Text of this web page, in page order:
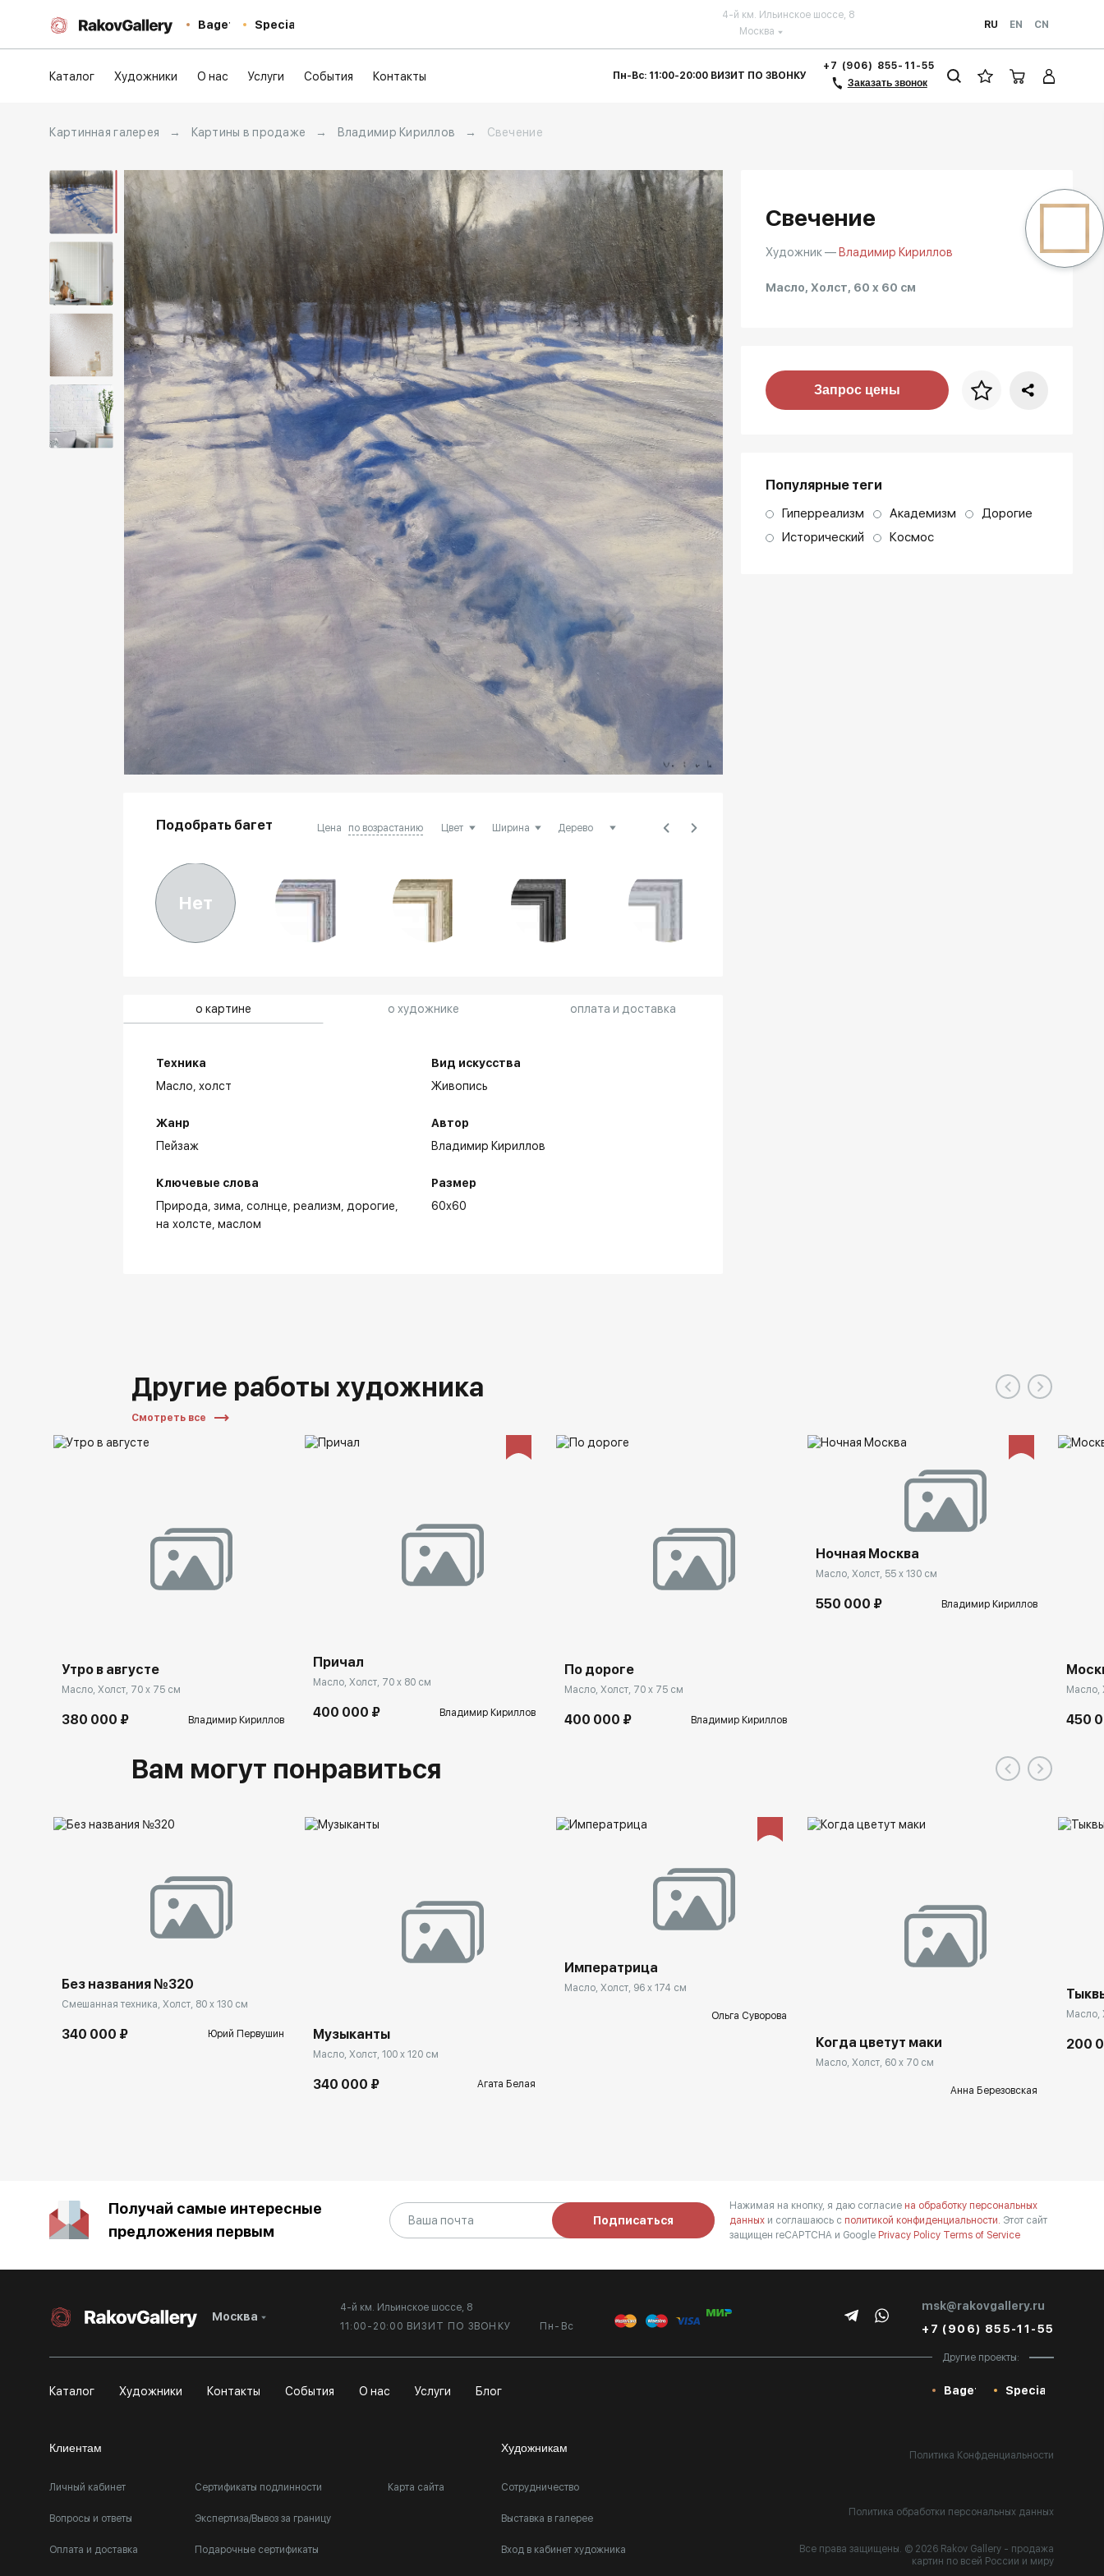
Baget Special Москва
4-й км. Ильинское шоссе, 8
RU
EN CN
Каталог Художники О нас Услуги События Контакты Пн-Вс: 11:00-20:00 ВИЗИТ ПО ЗВОНКУ
+7 (906) 855-11-55
Заказать звонок
Картинная галерея → Картины в продаже → Владимир Кириллов → Свечение
Подобрать багет Цена по возрастанию
Нет
о картине о художнике оплата и доставка
Техника
Масло,холст
Жанр
Пейзаж
Ключевые слова
Природа зима солнце реализм дорогие
на холсте маслом
Вид искусства
Живопись
Автор
Владимир Кириллов
Размер
60x60
Свечение
Художник — Владимир Кириллов
Масло, Холст, 60 x 60 см
Цена за багет
Запрос цены
Популярные теги
Гиперреализм Академизм
Дорогие
Исторический
Космос
Другие работы художника
Смотреть все
Утро в августе
Масло, Холст, 70 x 75 см
380 000 ₽ Владимир Кириллов
Причал
Масло, Холст, 70 x 80 см
400 000 ₽ Владимир Кириллов
По дороге
Масло, Холст, 70 x 75 см
400 000 ₽ Владимир Кириллов
Ночная Москва
Масло, Холст, 55 x 130 см
550 000 ₽ Владимир Кириллов
Масло,
450
Вам могут понравиться
Без названия №320
Смешанная техника, Холст, 80 x 130 см
340 000 ₽ Юрий Первушин Музыканты
Масло, Холст, 100 x 120 см
340 000 ₽ Агата Белая
Императрица
Масло, Холст, 96 x 174 см
Ольга Суворова
Когда цветут маки
Масло, Холст, 60 x 70 см
Анна Березовская
Масло,
200
Получай самые интересные
предложения первым
Подписаться
Нажимая на кнопку, я даю согласие на обработку персональных
данных и соглашаюсь с политикой конфиденциальности. Этот сайт
защищен reCAPTCHA и Google Privacy Policy Terms of Service
Москва
4-й км. Ильинское шоссе, 8
11:00-20:00 ВИЗИТ ПО ЗВОНКУ
Пн-Вс
msk@rakovgallery.ru
+7 (906) 855-11-55
Каталог Художники Контакты События О нас Услуги Блог
Другие проекты:
Baget Special
Клиентам
Личный кабинет
Вопросы и ответы
Оплата и доставка
Сертификаты подлинности
Экспертиза/Вывоз за границу
Подарочные сертификаты
Карта сайта
Художникам
Сотрудничество
Выставка в галерее
Вход в кабинет художника
Политика Конфденциальности
Политика обработки персональных данных
Все права защищены. © 2026 Rakov Gallery - продажа
картин по всей России и миру